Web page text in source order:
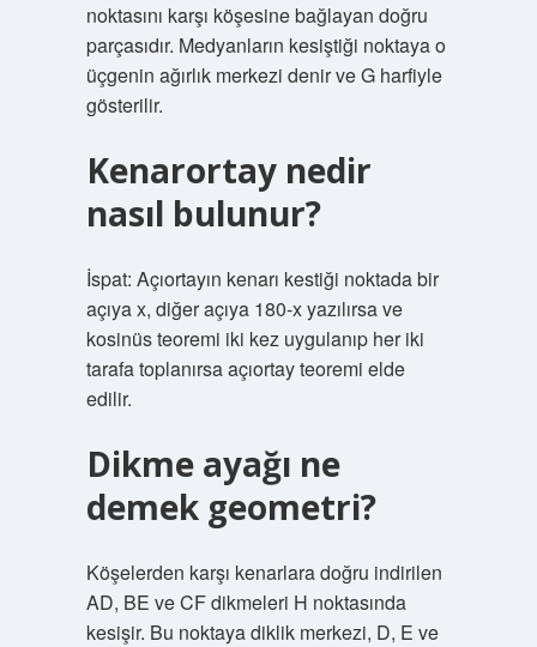
noktasını karşı köşesine bağlayan doğru
parçasıdır. Medyanların kesiştiği noktaya o
üçgenin ağırlık merkezi denir ve G harfiyle
gösterilir.
Kenarortay nedir
nasıl bulunur?
İspat: Açıortayın kenarı kestiği noktada bir
açıya x, diğer açıya 180-x yazılırsa ve
kosinüs teoremi iki kez uygulanıp her iki
tarafa toplanırsa açıortay teoremi elde
edilir.
Dikme ayağı ne
demek geometri?
Köşelerden karşı kenarlara doğru indirilen
AD, BE ve CF dikmeleri H noktasında
kesişir. Bu noktaya diklik merkezi, D, E ve